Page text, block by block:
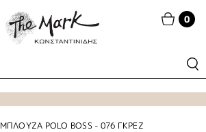
0
ΜΠΛΟΥΖΑ POLO BOSS - 076 ΓΚΡΕΖ